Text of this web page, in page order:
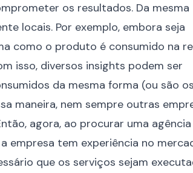
os resultados. Da mesma
locais. Por exemplo, embora seja
como o produto é consumido na
isso, diversos insights podem ser
da mesma forma (ou são os
maneira, nem sempre outras
agora, ao procurar uma
empresa tem experiência no
que os serviços sejam